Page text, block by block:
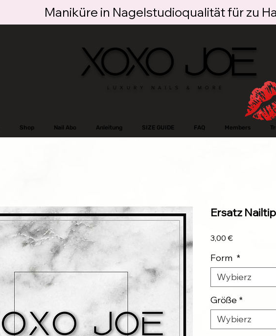
Maniküre in Nagelstudioqualität für zu
XOXO JOE
LUXURY NAILS & MORE
Shop Nail Abo Anleitung SIZE GUIDE FAQ Members
Ersatz Nailtip
3,00 €Cena
Form *
Wybierz
Größe *
Wybierz